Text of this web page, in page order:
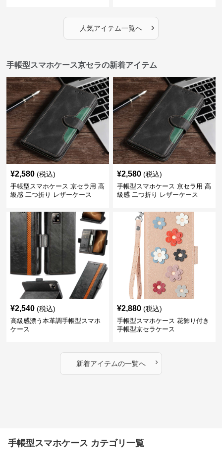
人気アイテム一覧へ ›
手帳型スマホケース京セラの新着アイテム
¥2,580 (税込)
手帳型スマホケース 京セラ用 高
級感 二つ折り レザーケース
¥2,580 (税込)
手帳型スマホケース 京セラ用 高
級感 二つ折り レザーケース
¥2,540 (税込)
高級感漂う本革調手帳型スマホ
ケース
¥2,880 (税込)
手帳型スマホケース 花飾り付き
手帳型京セラケース
新着アイテムの一覧へ ›
手帳型スマホケース カテゴリ一覧